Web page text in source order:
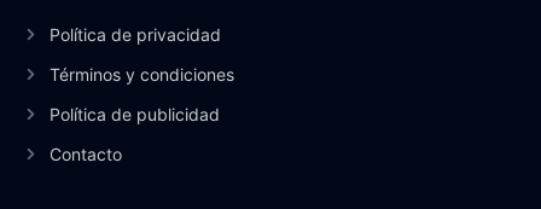
Política de privacidad
Términos y condiciones
Política de publicidad
Contacto